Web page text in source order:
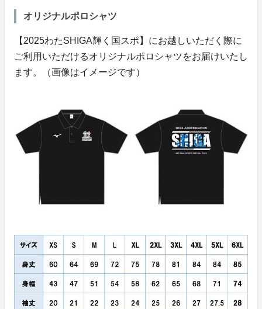
オリジナルポロシャツ
【2025わたSHIGA輝く国スポ】にお越しいただく際に
ご利用いただけるオリジナルポロシャツをお届けいたし
ます。（画像はイメージです）